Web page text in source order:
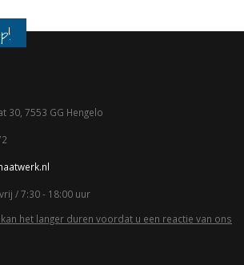
30, 7553 GG Hengelo
/ 7:30 - 18:00 uur
het langer duren voordat u een reactie van ons